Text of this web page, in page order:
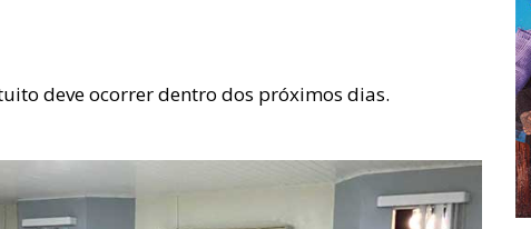
deve ocorrer dentro dos próximos dias.